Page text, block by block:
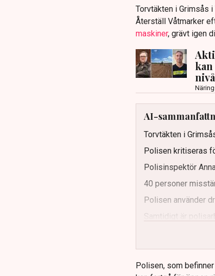
Torvtäkten i Grimsås
Återställ Våtmarker
maskiner, grävt igen
AI-
Torvtäkten i
Polisen kritiseras
Polisinspektör
40 personer
Polisen använder
Samtidigt är
Polisen, som